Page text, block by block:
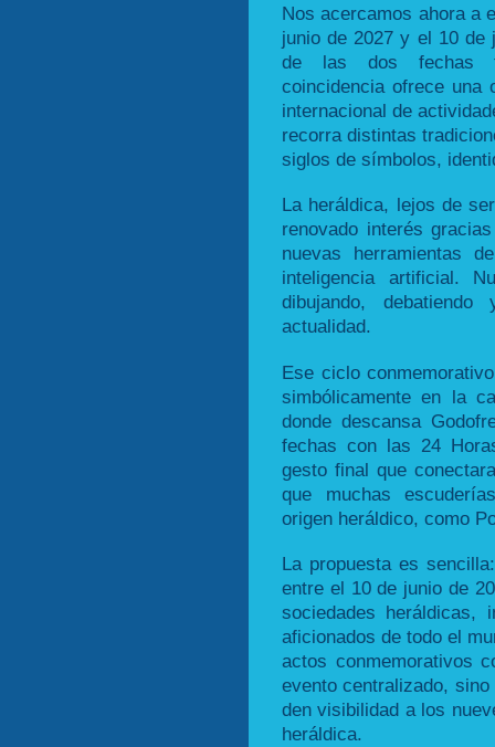
Nos acercamos ahora a
junio de 2027 y el 10 de
de las dos fechas
coincidencia ofrece una
internacional de
recorra distintas
siglos de símbolos,
La heráldica, lejos de
renovado interés
nuevas herramientas
inteligencia artificial.
dibujando,
actualidad.
Ese ciclo
simbólicamente en la
donde descansa
fechas con las 24
gesto final que
que muchas
origen heráldico, como
La propuesta es
entre el 10 de junio de
sociedades heráldicas,
aficionados de todo el
actos conmemorativos
evento centralizado,
den visibilidad a los
heráldica.